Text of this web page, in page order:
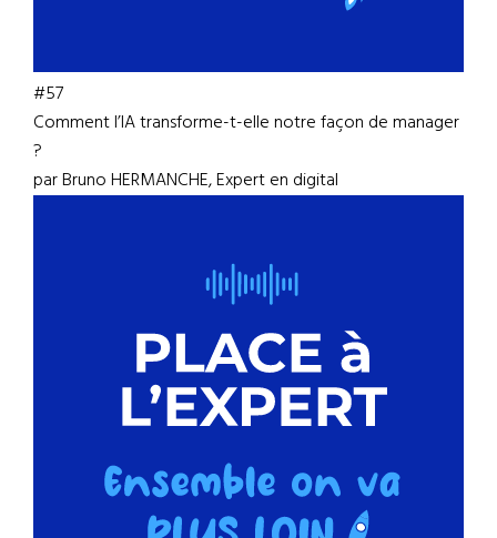
#57
Comment l’IA transforme-t-elle notre façon de manager
?
par Bruno HERMANCHE, Expert en digital